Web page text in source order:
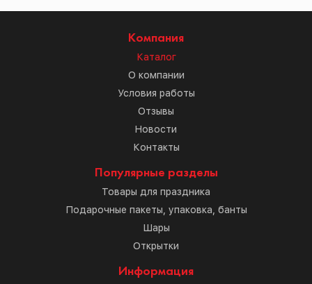
Компания
Каталог
О компании
Условия работы
Отзывы
Новости
Контакты
Популярные разделы
Товары для праздника
Подарочные пакеты, упаковка, банты
Шары
Открытки
Информация